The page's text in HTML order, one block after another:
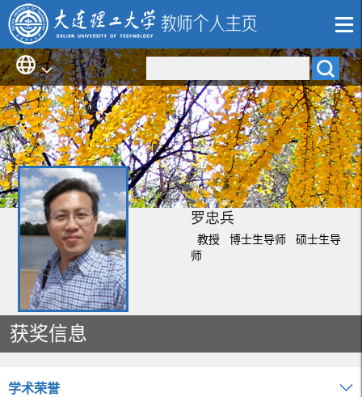
罗忠兵
教授 博士生导师 硕士生导
师
获奖信息
学术荣誉